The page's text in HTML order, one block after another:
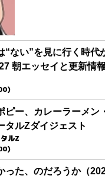
“ない”を見に行く時代
朝エッセイと更新情報
ピー、カレーラーメン
タルZダイジェスト
ルZ
った、のだろうか（